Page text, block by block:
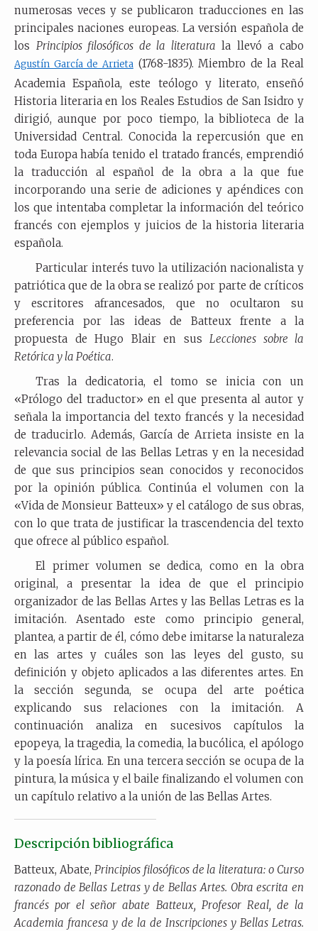
numerosas veces y se publicaron traducciones en las
principales naciones europeas. La versión española de
los Principios filosóficos de la literatura la llevó a cabo
Agustín García de Arrieta (1768-1835). Miembro de la Real
Academia Española, este teólogo y literato, enseñó
Historia literaria en los Reales Estudios de San Isidro y
dirigió, aunque por poco tiempo, la biblioteca de la
Universidad Central. Conocida la repercusión que en
toda Europa había tenido el tratado francés, emprendió
la traducción al español de la obra a la que fue
incorporando una serie de adiciones y apéndices con
los que intentaba completar la información del teórico
francés con ejemplos y juicios de la historia literaria
española.
Particular interés tuvo la utilización nacionalista y
patriótica que de la obra se realizó por parte de críticos
y escritores afrancesados, que no ocultaron su
preferencia por las ideas de Batteux frente a la
propuesta de Hugo Blair en sus Lecciones sobre la
Retórica y la Poética.
Tras la dedicatoria, el tomo se inicia con un
«Prólogo del traductor» en el que presenta al autor y
señala la importancia del texto francés y la necesidad
de traducirlo. Además, García de Arrieta insiste en la
relevancia social de las Bellas Letras y en la necesidad
de que sus principios sean conocidos y reconocidos
por la opinión pública. Continúa el volumen con la
«Vida de Monsieur Batteux» y el catálogo de sus obras,
con lo que trata de justificar la trascendencia del texto
que ofrece al público español.
El primer volumen se dedica, como en la obra
original, a presentar la idea de que el principio
organizador de las Bellas Artes y las Bellas Letras es la
imitación. Asentado este como principio general,
plantea, a partir de él, cómo debe imitarse la naturaleza
en las artes y cuáles son las leyes del gusto, su
definición y objeto aplicados a las diferentes artes. En
la sección segunda, se ocupa del arte poética
explicando sus relaciones con la imitación. A
continuación analiza en sucesivos capítulos la
epopeya, la tragedia, la comedia, la bucólica, el apólogo
y la poesía lírica. En una tercera sección se ocupa de la
pintura, la música y el baile finalizando el volumen con
un capítulo relativo a la unión de las Bellas Artes.
Descripción bibliográfica
Batteux, Abate, Principios filosóficos de la literatura: o Curso
razonado de Bellas Letras y de Bellas Artes. Obra escrita en
francés por el señor abate Batteux, Profesor Real, de la
Academia francesa y de la de Inscripciones y Bellas Letras.